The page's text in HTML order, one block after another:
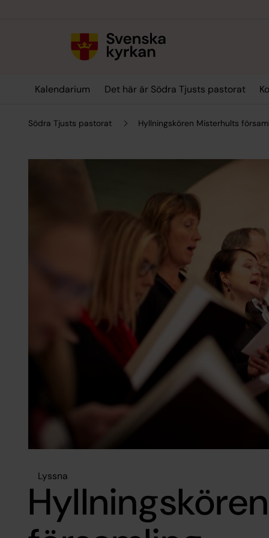
Kalendarium Det här är Södra Tjusts pastorat
Södra Tjusts pastorat Hyllningskören Misterhults
Lyssna